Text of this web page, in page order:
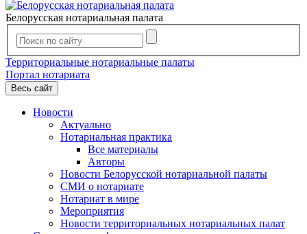
Белорусская нотариальная палата
Территориальные нотариальные палаты
Портал нотариата
Весь сайт
Новости
Актуально
Нотариальная практика
Все материалы
Авторы
Новости Белорусской нотариальной палаты
СМИ о нотариате
Нотариат в мире
Мероприятия
Новости территориальных нотариальных палат